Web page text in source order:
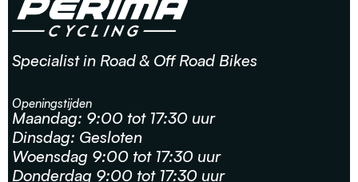
Specialist in Road & Off Road Bikes
Openingstijden
Maandag: 9:00 tot 17:30 uur
Dinsdag: Gesloten
Woensdag 9:00 tot 17:30 uur
Donderdag 9:00 tot 17:30 uur